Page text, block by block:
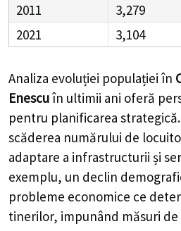
2011
3,279
2021
3,104
Analiza evoluției populației în
Enescuîn ultimii ani oferă
pentru planificarea
scăderea numărului de
adaptare a infrastructurii și
exemplu, un declin
probleme economice ce
tinerilor, impunând măsuri de